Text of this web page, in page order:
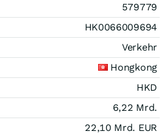
579779
HK0066009694
Verkehr
Hongkong
HKD
6,22 Mrd.
22,10 Mrd. EUR